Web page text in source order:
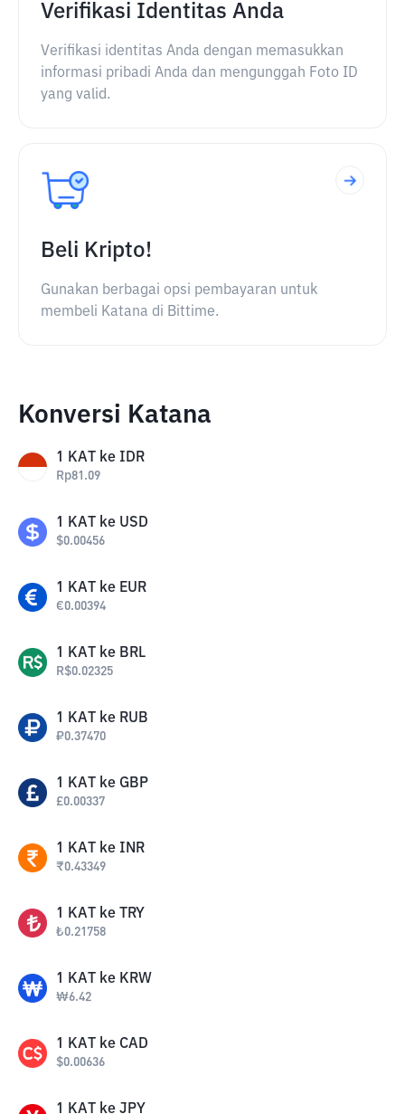
Verifikasi Identitas Anda
Verifikasi identitas Anda dengan memasukkan
informasi pribadi Anda dan mengunggah Foto ID
yang valid.
Beli Kripto!
Gunakan berbagai opsi pembayaran untuk
membeli Katana di Bittime.
Konversi Katana
1 KAT ke IDR
Rp81.09
1 KAT ke USD
$0.00456
1 KAT ke EUR
€0.00394
1 KAT ke BRL
R$0.02325
1 KAT ke RUB
₽0.37470
1 KAT ke GBP
£0.00337
1 KAT ke INR
₹0.43349
1 KAT ke TRY
₺0.21758
1 KAT ke KRW
₩6.42
1 KAT ke CAD
$0.00636
1 KAT ke JPY